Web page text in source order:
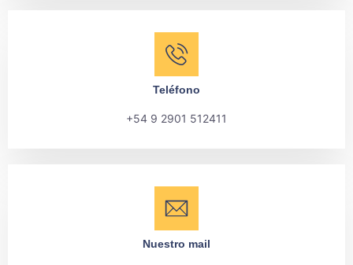
Teléfono
+54 9 2901 512411
Nuestro mail